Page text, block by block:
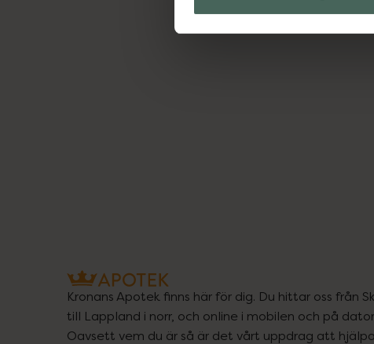
Kronans Apotek finns här för dig. Du hittar oss från
till Lappland i norr, och online i mobilen och på
Oavsett vem du är så är det vårt uppdrag att